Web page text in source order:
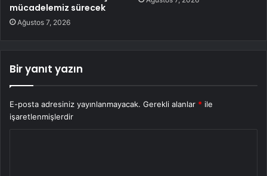
mücadelemiz sürecek
Ağustos 7, 2026
Bir yanıt yazın
E-posta adresiniz yayınlanmayacak. Gerekli alanlar * ile
işaretlenmişlerdir